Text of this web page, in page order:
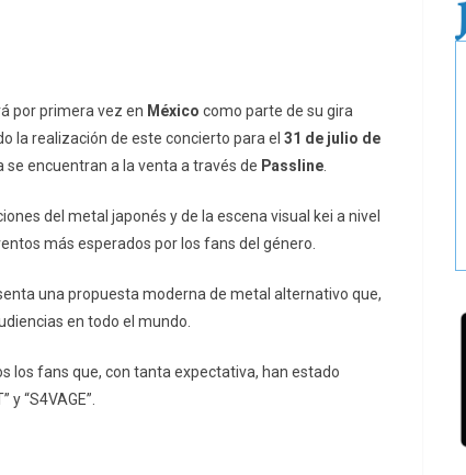
por primera vez en México como parte de su gira
la realización de este concierto para el 31 de julio de
se encuentran a la venta a través de Passline
del metal japonés y de la escena visual kei a nivel
más esperados por los fans del género.
una propuesta moderna de metal alternativo que,
en todo el mundo.
los fans que, con tanta expectativa, han estado
“S4VAGE”.